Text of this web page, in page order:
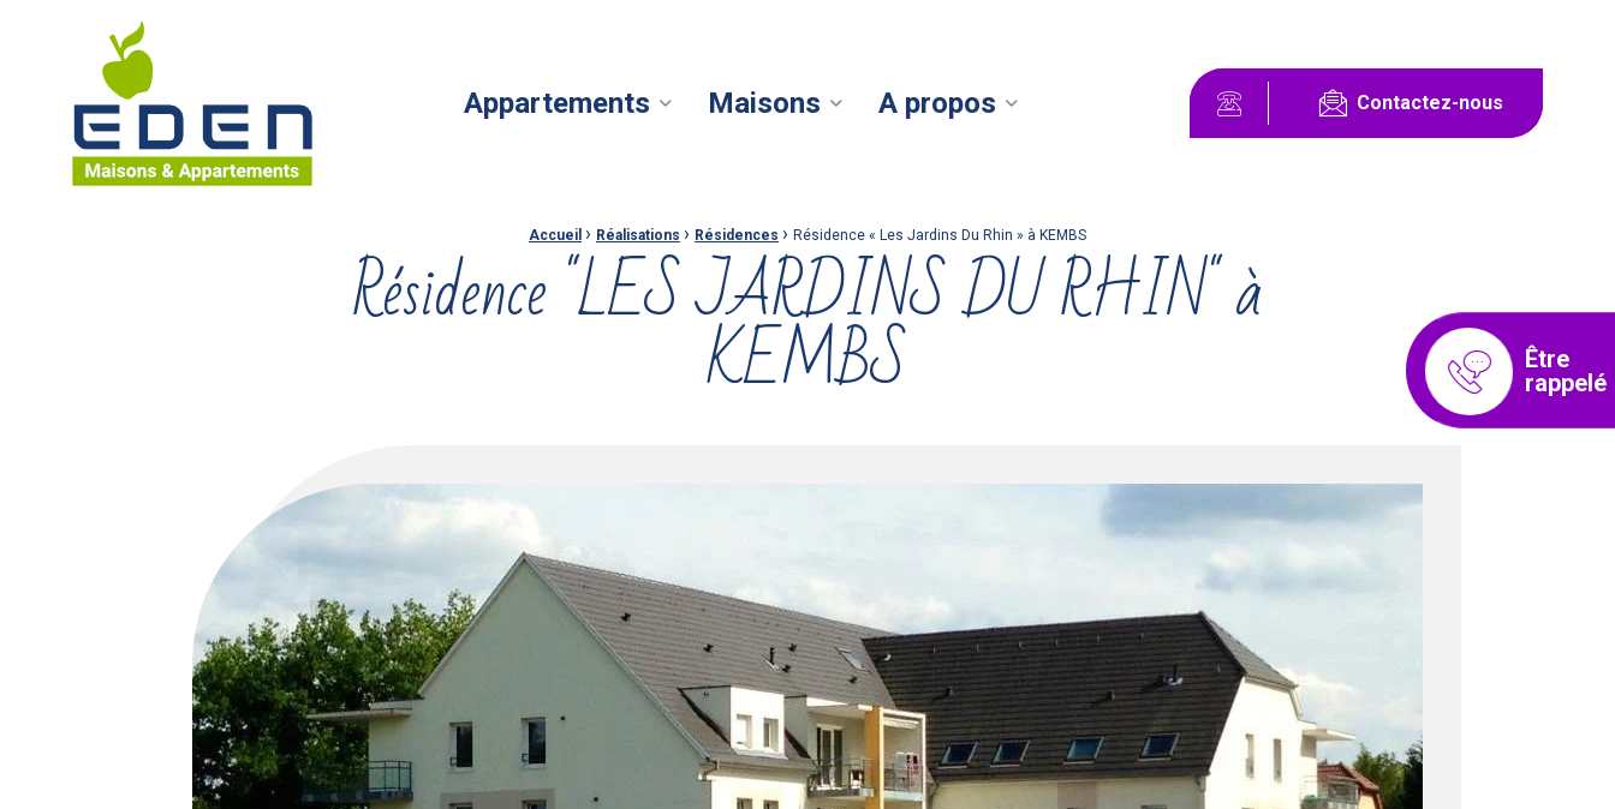
Maisons Eden Maisons & Appartements
Appartements Maisons A propos Contactez-nous
Accueil › Réalisations › Résidences › Résidence « Les Jardins Du Rhin » à KEMBS
Résidence "LES JARDINS DU RHIN" à
KEMBS
Être
rappelé